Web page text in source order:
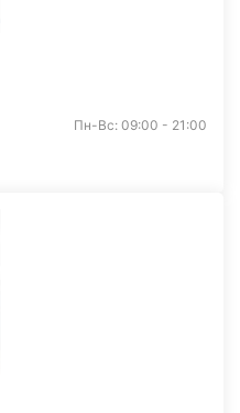
Пн-Вс: 09:00 - 21:00